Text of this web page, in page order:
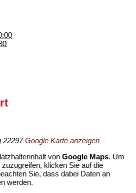
22297 Google Karte anzeigen
von Google Maps. Um
klicken Sie auf die
Sie, dass dabei Daten an
werden.